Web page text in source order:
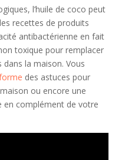
l’huile de coco peut
recettes de produits
antibactérienne en fait
toxique pour remplacer
la maison. Vous
des astuces pour
ou encore une
en complément de votre